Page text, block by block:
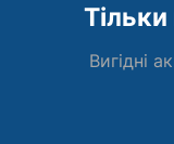
Вигідні